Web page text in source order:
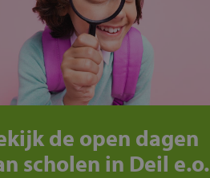
de open dagen
scholen in Deil e.o.